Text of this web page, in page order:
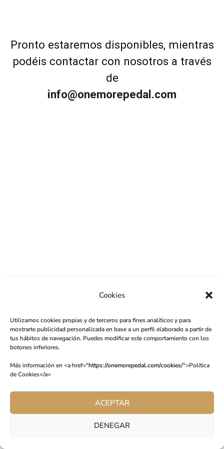
Cookies
Utilizamos cookies propias y de terceros para fines analíticos y para
mostrarte publicidad personalizada en base a un perfil elaborado a partir de
tus hábitos de navegación. Puedes modificar este comportamiento con los
botones inferiores.
Más información en <a href="https://onemorepedal.com/cookies/">Política
de Cookies</a>
ACEPTAR
DENEGAR
Pronto estaremos disponibles, mientras
podéis contactar con nosotros a través
de
info@onemorepedal.com